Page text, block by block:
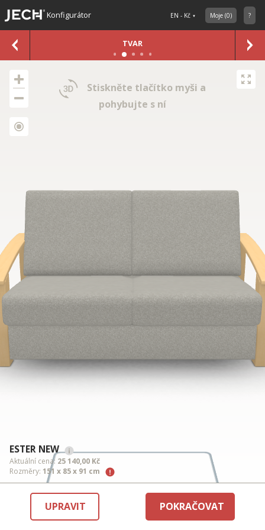
Konfigurátor EN - Kč Moje (0) ?
TVAR
ESTER NEW
Aktuální cena: 25 140,00 Kč
Rozměry: 151 x 85 x 91 cm
Stiskněte tlačítko myši a
pohybujte s ní
UPRAVIT POKRAČOVAT